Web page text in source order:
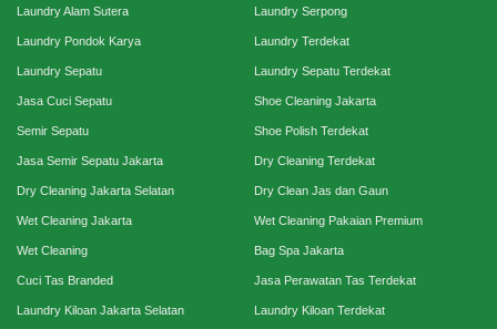
Laundry Alam Sutera Laundry Serpong
Laundry Pondok Karya Laundry Terdekat
Laundry Sepatu Laundry Sepatu Terdekat
Jasa Cuci Sepatu Shoe Cleaning Jakarta
Semir Sepatu Shoe Polish Terdekat
Jasa Semir Sepatu Jakarta Dry Cleaning Terdekat
Dry Cleaning Jakarta Selatan Dry Clean Jas dan Gaun
Wet Cleaning Jakarta Wet Cleaning Pakaian Premium
Wet Cleaning Bag Spa Jakarta
Cuci Tas Branded Jasa Perawatan Tas Terdekat
Laundry Kiloan Jakarta Selatan Laundry Kiloan Terdekat